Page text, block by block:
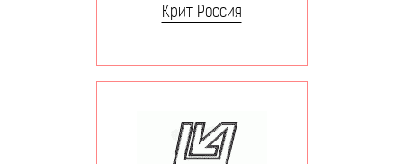
Крит Россия